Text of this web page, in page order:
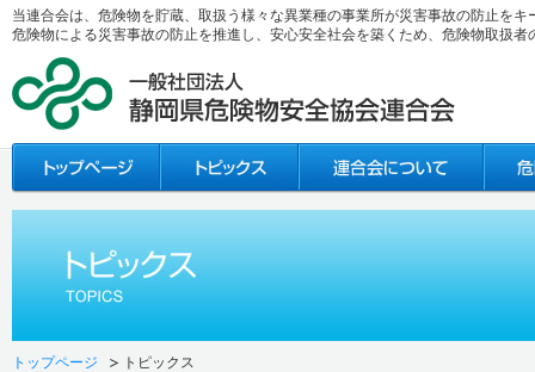
当連合会は、危険物を貯蔵、取扱う様々な異業種の事業所が災害事故の防止を
危険物による災害事故の防止を推進し、安心安全社会を築くため、危険物取扱
トップページ トピックス